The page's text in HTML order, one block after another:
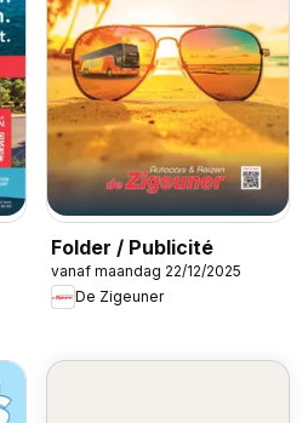
Folder / Publicité
vanaf maandag 22/12/2025
De Zigeuner